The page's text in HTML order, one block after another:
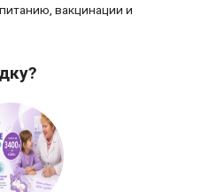
вакцинации и